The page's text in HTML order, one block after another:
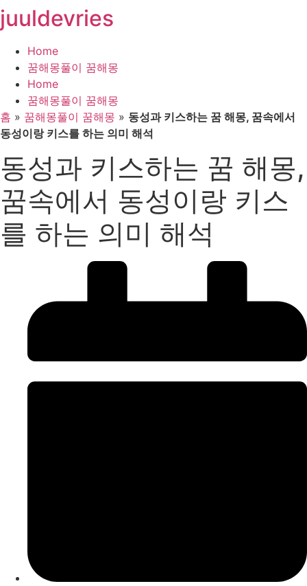
콘
텐
뛰
기
juuldevries
Home
꿈해몽풀이 꿈해몽
Home
꿈해몽풀이 꿈해몽
홈 » 꿈해몽풀이 꿈해몽 » 동성과 키스하는 꿈 해몽, 꿈속에서
동성이랑 키스를 하는 의미 해석
동성과 키스하는 꿈 해몽,
꿈속에서 동성이랑 키스
를 하는 의미 해석